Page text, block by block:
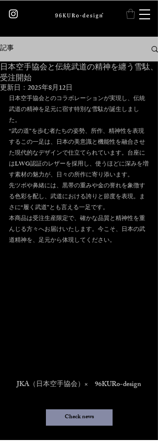
記事
日本空手協会と伝統武道の精神を纏う雪駄、
受注開始
更新日： 2025年8月12日
日本空手協会とのコラボレーションが実現し、伝統
武道の精神を足元に宿す特別な雪駄が誕生しまし
た。
“武の道”を歩む者たちの姿勢、所作、精神性を表現
するこの一足は、日本の美意識と機能性を融合させ
た現代的なデザインで仕立てられています。台座に
はLWG認証のレザーを採用し、使うほどに深みを増
す素材の魅力が、日々の所作に寄り添います。
先ツボや鼻緒には、黒帯の重みや金の誉れを象徴す
る色彩を配し、武道における誇りと節度を表現。ま
さに“履く武道”とも言える一足です。
本商品は受注生産限定で、確かな品質と精神性を重
んじる方々へお届けいたします。今こそ、日本の武
道精神を、足元から体現してください。
JKA（日本空手協会）×　96KURo-design
Check news